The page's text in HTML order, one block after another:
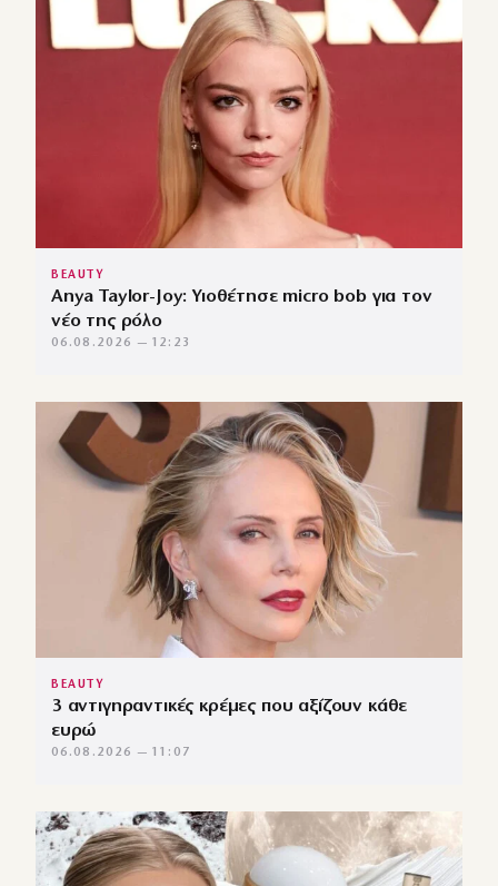
BEAUTY
Anya Taylor-Joy: Υιοθέτησε micro bob για τον
νέο της ρόλο
06.08.2026 — 12:23
BEAUTY
3 αντιγηραντικές κρέμες που αξίζουν κάθε
ευρώ
06.08.2026 — 11:07